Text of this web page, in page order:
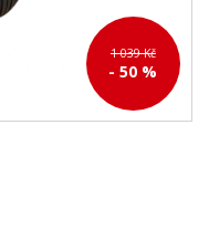
1 039 Kč
- 50 %